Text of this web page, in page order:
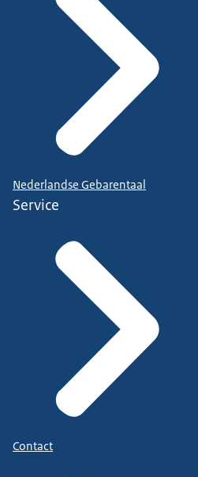
Nederlandse Gebarentaal
Service
Contact